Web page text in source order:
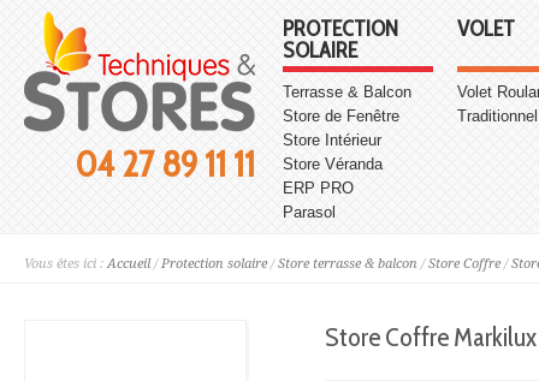
04 27 89 11 11
PROTECTION
SOLAIRE
Terrasse & Balcon
Store de Fenêtre
Store Intérieur
Store Véranda
ERP PRO
Parasol
VOLET
Volet
Traditionnel
Vous êtes ici :Accueil /Protection solaire /Store terrasse & balcon /Store Coffre /
Store Coffre Markilux